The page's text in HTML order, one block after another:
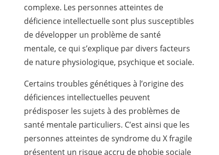
complexe. Les personnes atteintes de
déficience intellectuelle sont plus susceptibles
de développer un problème de santé
mentale, ce qui s’explique par divers facteurs
de nature physiologique, psychique et sociale.
Certains troubles génétiques à l’origine des
déficiences intellectuelles peuvent
prédisposer les sujets à des problèmes de
santé mentale particuliers. C’est ainsi que les
personnes atteintes de syndrome du X fragile
présentent un risque accru de phobie sociale